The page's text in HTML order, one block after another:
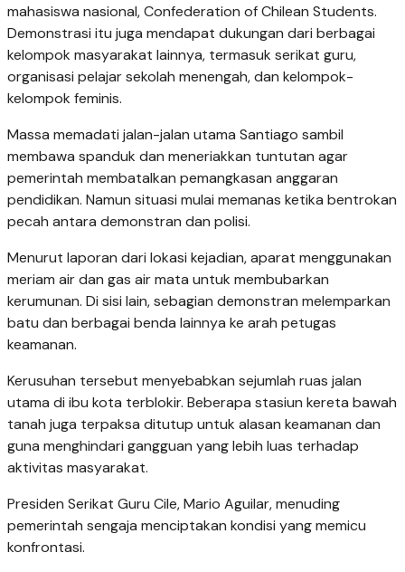
mahasiswa nasional, Confederation of Chilean Students.
Demonstrasi itu juga mendapat dukungan dari berbagai
kelompok masyarakat lainnya, termasuk serikat guru,
organisasi pelajar sekolah menengah, dan kelompok-
kelompok feminis.
Massa memadati jalan-jalan utama Santiago sambil
membawa spanduk dan meneriakkan tuntutan agar
pemerintah membatalkan pemangkasan anggaran
pendidikan. Namun situasi mulai memanas ketika bentrokan
pecah antara demonstran dan polisi.
Menurut laporan dari lokasi kejadian, aparat menggunakan
meriam air dan gas air mata untuk membubarkan
kerumunan. Di sisi lain, sebagian demonstran melemparkan
batu dan berbagai benda lainnya ke arah petugas
keamanan.
Kerusuhan tersebut menyebabkan sejumlah ruas jalan
utama di ibu kota terblokir. Beberapa stasiun kereta bawah
tanah juga terpaksa ditutup untuk alasan keamanan dan
guna menghindari gangguan yang lebih luas terhadap
aktivitas masyarakat.
Presiden Serikat Guru Cile, Mario Aguilar, menuding
pemerintah sengaja menciptakan kondisi yang memicu
konfrontasi.